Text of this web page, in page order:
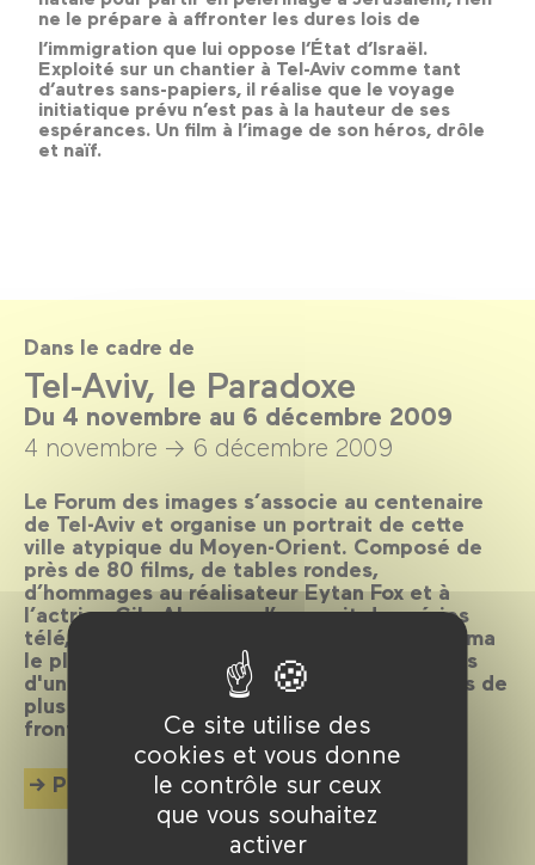
Ce site utilise des
cookies et vous donne
le contrôle sur ceux
que vous souhaitez
activer
ne le prépare à affronter les dures lois de
l’immigration que lui oppose l’État d’Israël.
Exploité sur un chantier à Tel-Aviv comme tant
d’autres sans-papiers, il réalise que le voyage
initiatique prévu n’est pas à la hauteur de ses
espérances. Un film à l’image de son héros, drôle
et naïf.
Dans le cadre de
Tel-Aviv, le Paradoxe
Du 4 novembre au 6 décembre 2009
4 novembre → 6 décembre 2009
Le Forum des images s’associe au centenaire
de Tel-Aviv et organise un portrait de cette
ville atypique du Moyen-Orient. Composé de
près de 80 films, de tables rondes,
d’hommages au réalisateur Eytan Fox et à
l’actrice Gila Almagor, d’une nuit des séries
télé, le Forum des images dresse un panorama
le plus large possible des différents aspects
d'une ville et d’un cinéma encore jeune mais de
plus en plus reconnu en dehors de ses
frontières.
Plus d'info